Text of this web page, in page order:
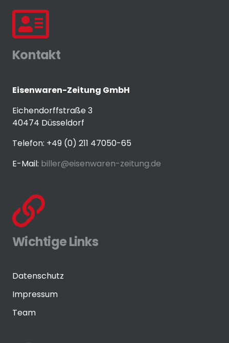
Kontakt
Eisenwaren-Zeitung GmbH
Eichendorffstraße 3
40474 Düsseldorf
Telefon: +49 (0) 211 47050-65
E-Mail: biller@eisenwaren-zeitung.de
Wichtige Links
Datenschutz
Impressum
Team